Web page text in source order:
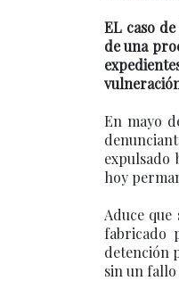
EL caso
de una
En mayo
expulsado
hoy
Aduce
fabricado
detención
sin un